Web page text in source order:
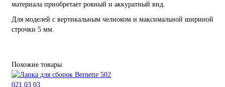
материала приобретает ровный и аккуратный вид.
Для моделей с вертикальным челноком и максимальной шириной
строчки 5 мм.
Похожие товары